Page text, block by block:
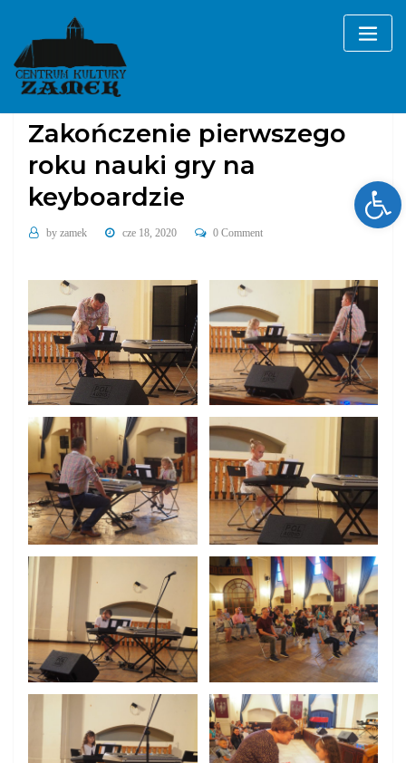
content
Bez kategorii sekcje i zajęcia
Zakończenie pierwszego
roku nauki gry na
keyboardzie
by zamek cze 18, 2020 0 Comment